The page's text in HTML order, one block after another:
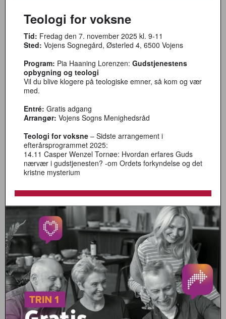
Teologi for voksne
Tid: Fredag den 7. november 2025 kl. 9-11
Sted: Vojens Sognegård, Østerled 4, 6500 Vojens
Program: Pia Haaning Lorenzen: Gudstjenestens
opbygning og teologi
Vil du blive klogere på teologiske emner, så kom og vær
med.
Entré: Gratis adgang
Arrangør: Vojens Sogns Menighedsråd
Teologi for voksne – Sidste arrangement i
efterårsprogrammet 2025:
14.11 Casper Wenzel Tornøe: Hvordan erfares Guds
nærvær i gudstjenesten? -om Ordets forkyndelse og det
kristne mysterium